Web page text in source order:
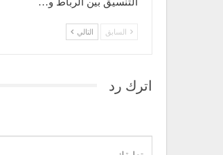
السابق التالي
اترك رد